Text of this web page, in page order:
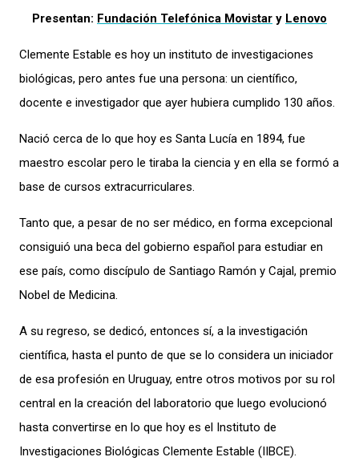
Presentan: Fundación Telefónica Movistar y Lenovo
Clemente Estable es hoy un instituto de investigaciones
biológicas, pero antes fue una persona: un científico,
docente e investigador que ayer hubiera cumplido 130 años.
Nació cerca de lo que hoy es Santa Lucía en 1894, fue
maestro escolar pero le tiraba la ciencia y en ella se formó a
base de cursos extracurriculares.
Tanto que, a pesar de no ser médico, en forma excepcional
consiguió una beca del gobierno español para estudiar en
ese país, como discípulo de Santiago Ramón y Cajal, premio
Nobel de Medicina.
A su regreso, se dedicó, entonces sí, a la investigación
científica, hasta el punto de que se lo considera un iniciador
de esa profesión en Uruguay, entre otros motivos por su rol
centra en la creación del laboratorio que luego evolucionó
hasta convertirse en lo que hoy es el Instituto de
Investigaciones Biológicas Clemente Estable (IIBCE).